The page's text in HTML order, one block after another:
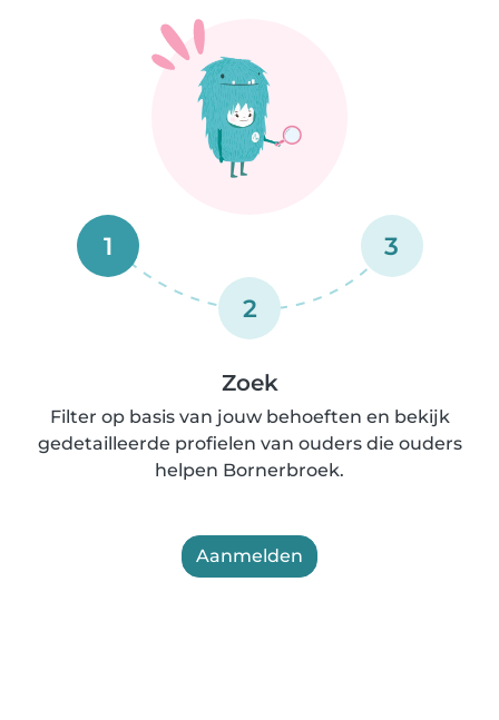
1
2
3
Zoek
Filter op basis van jouw behoeften en bekijk
gedetailleerde profielen van ouders die ouders
helpen Bornerbroek.
Aanmelden